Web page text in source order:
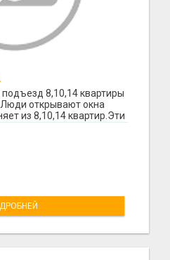
8,10,14 квартиры
Люди открывают окна
из 8,10,14 квартир.Эти